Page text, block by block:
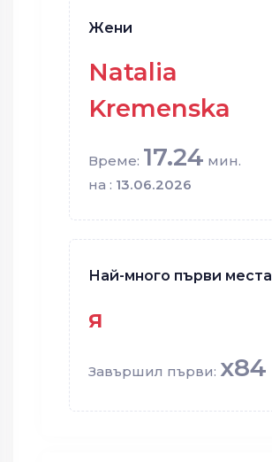
Жени
Natalia
Kremenska
Време: 17.24 мин.
на : 13.06.2026
Най-много първи места
я
Завършил първи: x84